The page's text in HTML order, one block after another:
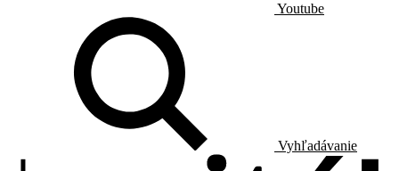
Youtube
Vyhľadávanie